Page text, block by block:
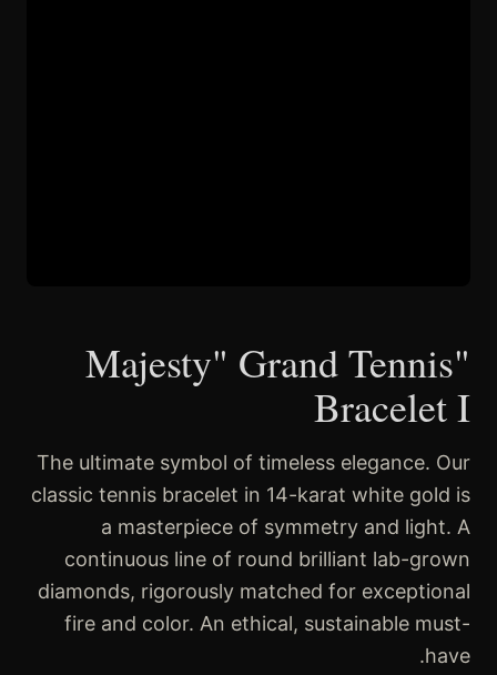
"Majesty" Grand Tennis
Bracelet I
The ultimate symbol of timeless elegance. Our
classic tennis bracelet in 14-karat white gold is
a masterpiece of symmetry and light. A
continuous line of round brilliant lab-grown
diamonds, rigorously matched for exceptional
fire and color. An ethical, sustainable must-
have.